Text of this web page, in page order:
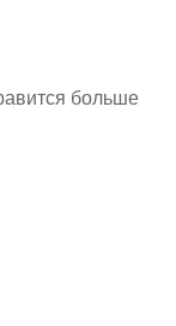
больше